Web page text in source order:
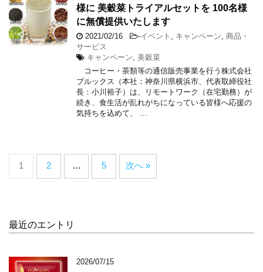
様に 美穀菜トライアルセットを 100名様
に無償提供いたします
2021/02/16 -イベント キャンペーン 商品・
サービス
キャンペーン
美穀菜
コーヒー・茶類等の通信販売事業を行う株式会社
ブルックス（本社：神奈川県横浜市、代表取締役社
長：小川裕子）は、リモートワーク（在宅勤務）が
続き、食生活が乱れがちになっている皆様へ応援の
気持ちを込めて、 …
1 2 … 5 次へ »
最近のエントリ
2026/07/15